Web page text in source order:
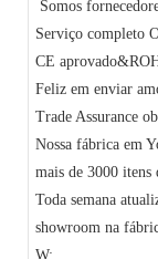
Somos
Serviço completo
CE
Feliz em enviar
Trade Assurance
Nossa fábrica em
mais de 3000 itens
Toda semana
showroom na
W: